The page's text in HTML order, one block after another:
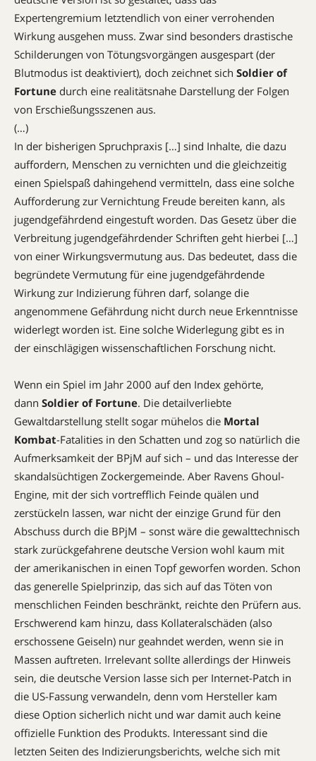
Expertengremium letztendlich von einer verrohenden
Wirkung ausgehen muss. Zwar sind besonders ­drastische
Schilderungen von Tötungsvorgängen ausgespart (der
Blutmodus ist deaktiviert), doch zeichnet sich Soldier of
Fortune durch eine realitätsnahe Darstellung der Folgen
von Erschießungsszenen aus.
(…)
In der bisherigen Spruchpraxis […] sind Inhalte, die dazu
auffordern, Menschen zu vernichten und die gleichzeitig
einen Spielspaß dahingehend vermitteln, dass eine solche
Aufforderung zur Vernichtung Freude bereiten kann, als
jugendgefährdend eingestuft worden. Das Gesetz über die
Verbreitung jugendgefährdender Schriften geht hierbei […]
von einer Wirkungsvermutung aus. Das bedeutet, dass die
begründete Vermutung für eine jugendgefährdende
Wirkung zur Indizierung führen darf, solange die
angenommene Gefährdung nicht durch neue Erkenntnisse
widerlegt worden ist. Eine solche ­Widerlegung gibt es in
der einschlägigen wissenschaftlichen Forschung nicht.
Wenn ein Spiel im Jahr 2000 auf den Index gehörte,
dann Soldier of Fortune. Die detailverliebte
Gewaltdarstellung stellt sogar mühelos die Mortal
Kombat-Fatalities in den Schatten und zog so natürlich die
Aufmerksamkeit der BPjM auf sich – und das Interesse der
skandalsüchtigen Zockergemeinde. Aber Ravens Ghoul-
Engine, mit der sich vortrefflich Feinde quälen und
zerstückeln lassen, war nicht der einzige Grund für den
Abschuss durch die BPjM – sonst wäre die gewalttechnisch
stark zurückgefahrene deutsche Version wohl kaum mit
der amerikanischen in einen Topf geworfen worden. Schon
das generelle Spielprinzip, das sich auf das Töten von
menschlichen Feinden beschränkt, reichte den Prüfern aus.
Erschwerend kam hinzu, dass Kollateralschäden (also
erschossene Geiseln) nur geahndet werden, wenn sie in
Massen auftreten. Irrelevant sollte allerdings der Hinweis
sein, die deutsche Version lasse sich per Internet-Patch in
die US-Fassung verwandeln, denn vom Hersteller kam
diese Option sicherlich nicht und war damit auch keine
offizielle Funktion des Produkts. Interessant sind die
letzten Seiten des Indizierungsberichts, welche sich mit